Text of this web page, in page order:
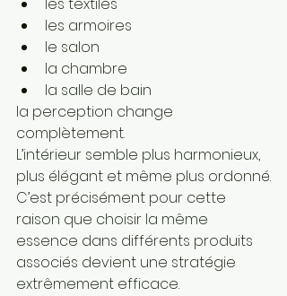
les textiles
les armoires
le salon
la chambre
la salle de bain
la perception change
complètement.
L’intérieur semble plus harmonieux,
plus élégant et même plus ordonné.
C’est précisément pour cette
raison que choisir la même
essence dans différents produits
associés devient une stratégie
extrêmement efficace.